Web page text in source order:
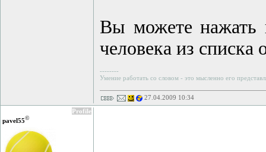
Вы можете нажать
человека из списка
--------
Умение работать со словом - это мысленно его
27.04.2009 10:34
Profile
pavel55©